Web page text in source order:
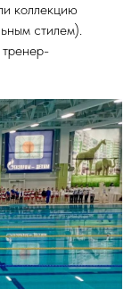
коллекцию
стилем).
тренер-